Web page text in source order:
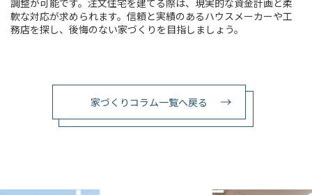
調整が可能です。注文住宅を建てる際は、現実的な資金計画と柔
軟な対応が求められます。信頼と実績のあるハウスメーカーや工
務店を探し、後悔のない家づくりを目指しましょう。
家づくりコラム一覧へ戻る